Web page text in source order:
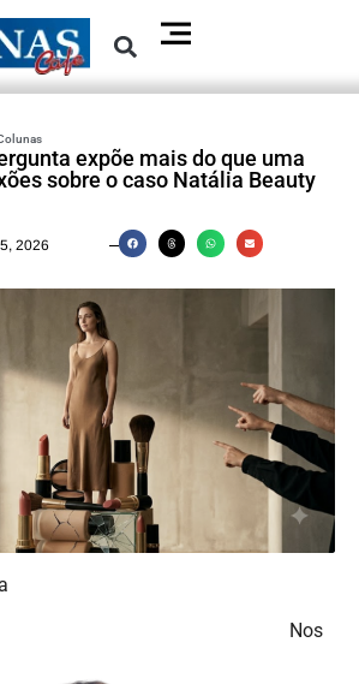
expõe mais do que uma
sobre o caso Natália Beauty
2026
Nos